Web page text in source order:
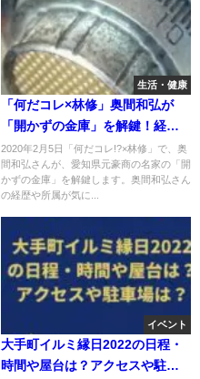
生活・健康
「何だコレ×林修」奥間和弘が
「開かずの金庫」を解鍵！経歴
や所属は？
2020年2月5日「何だコレ!?×林修」で、奥
間和弘さんが、愛知県元豪商の名家の「開
かずの金庫」を解鍵します。奥間和弘さん
の経歴や所属が気に...
イベント
大手町イルミ縁日2022の日程・
時間や屋台は？アクセスや駐車